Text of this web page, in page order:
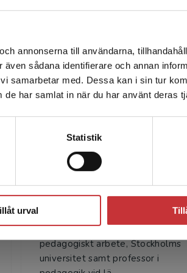
annonserna till användarna,
sådana identifierare och annan
samarbetar med. Dessa kan i sin tur
har samlat in när du har använt deras
Statistik
urval
studentlitteratur.se via en
inte leveranser utanför
ett köp måste
Läs mer
Inger Eriksson
Inger Eriksson är docent i didaktik
vid Institutionen för didaktik och
pedagogiskt arbete, Stockholms
universitet samt professor i